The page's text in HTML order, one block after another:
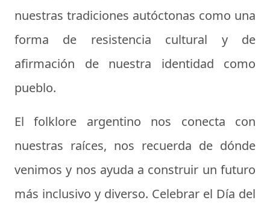
nuestras tradiciones autóctonas como una
forma de resistencia cultural y de
afirmación de nuestra identidad como
pueblo.
El folklore argentino nos conecta con
nuestras raíces, nos recuerda de dónde
venimos y nos ayuda a construir un futuro
más inclusivo y diverso. Celebrar el Día del